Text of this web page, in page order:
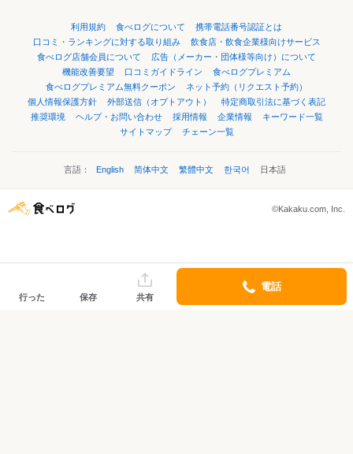
利用規約 食べログについて
携帯電話番号認証とは
口コミ・ランキングに対する取り組み
飲食店・飲食企業様向けサービス
食べログ店舗会員について
広告（メーカー・団体様等向け）について
機能改善要望
口コミガイドライン
食べログプレミアム
食べログプレミアム無料クーポン
ネット予約（リクエスト予約）
個人情報保護方針
外部送信（オプトアウト）
特定商取引法に基づく表記
推奨環境
ヘルプ・お問い合わせ 採用情報 企業情報
キーワード一覧
サイトマップ
チェーン一覧
言語： English 简体中文 繁體中文 한국어 日本語
©Kakaku.com, Inc.
行った 保存 共有
電話